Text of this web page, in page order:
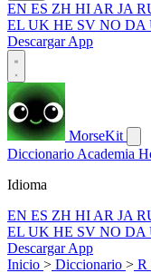
EN ES ZH HI AR JA
EL UK HE SV NO DA
Descargar App
MorseKit
Diccionario Academia
Idioma
EN ES ZH HI AR JA
EL UK HE SV NO DA
Descargar App
Inicio > Diccionario > R